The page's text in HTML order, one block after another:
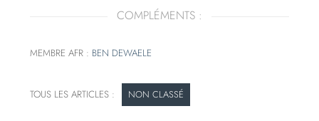
COMPLÉMENTS :
MEMBRE AFR : BEN DEWAELE
NON CLASSÉ